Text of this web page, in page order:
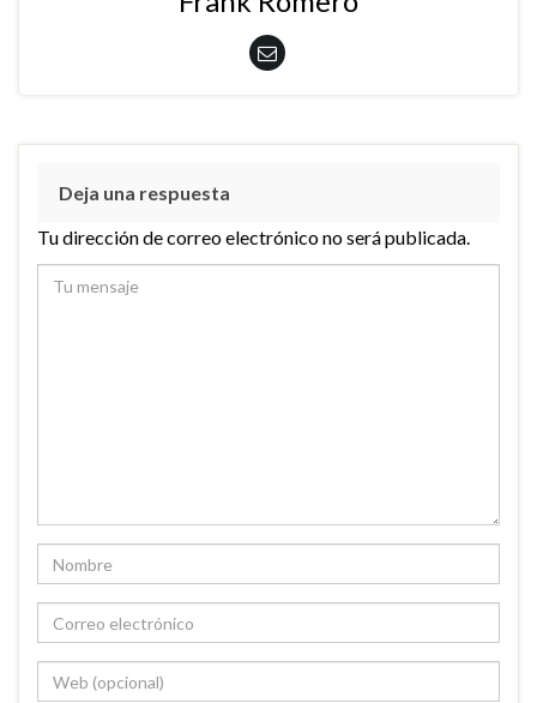
Deja una respuesta
Tu dirección de correo electrónico no será publicada.